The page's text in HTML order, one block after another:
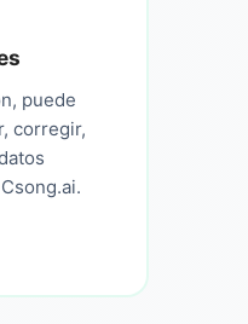
puede
corregir,